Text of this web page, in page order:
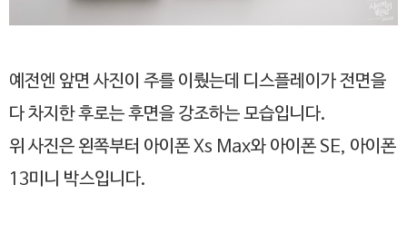
예전엔 앞면 사진이 주를 이뤘는데 디스플레이가 전면을
다 차지한 후로는 후면을 강조하는 모습입니다.
위 사진은 왼쪽부터 아이폰 Xs Max와 아이폰 SE, 아이폰
13미니 박스입니다.